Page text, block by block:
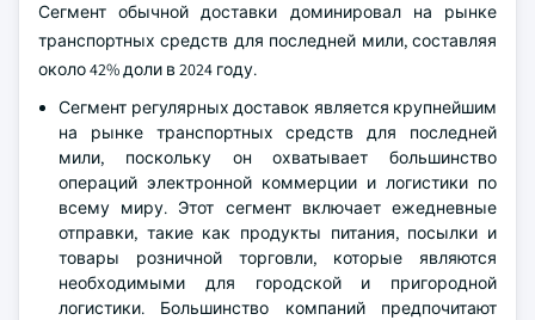
Сегмент обычной доставки доминировал на рынке
транспортных средств для последней мили, составляя
около 42% доли в 2024 году.
Сегмент регулярных доставок является крупнейшим
на рынке транспортных средств для последней
мили, поскольку он охватывает большинство
операций электронной коммерции и логистики по
всему миру. Этот сегмент включает ежедневные
отправки, такие как продукты питания, посылки и
товары розничной торговли, которые являются
необходимыми для городской и пригородной
логистики. Большинство компаний предпочитают